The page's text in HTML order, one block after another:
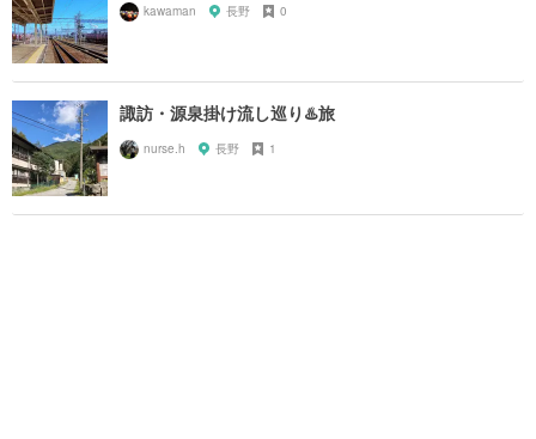
kawaman 長野 0
諏訪・源泉掛け流し巡り♨️旅
nurse.h 長野 1